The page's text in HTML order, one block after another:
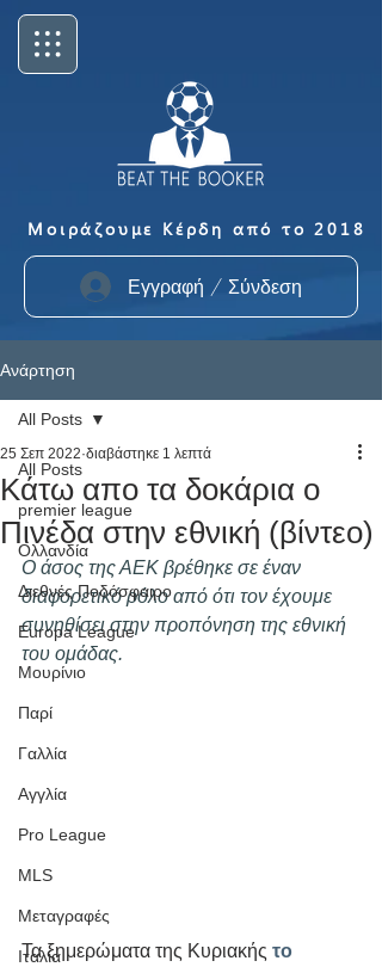
Μοιράζουμε Κέρδη από το 2018
Εγγραφή / Σύνδεση
Ανάρτηση
All Posts
premier league
Ολλανδία
Διεθνές Ποδόσφαιρο
Europa League
Μουρίνιο
Παρί
Γαλλία
Αγγλία
Pro League
MLS
Μεταγραφές
Ιταλία
All Posts
Κάτω απο τα δοκάρια ο
Πινέδα στην εθνική (βίντεο)
25 Σεπ 2022 διαβάστηκε 1 λεπτά
Ο άσος της ΑΕΚ βρέθηκε σε έναν
διαφορετικό ρόλο από ότι τον έχουμε
συνηθίσει στην προπόνηση της εθνική
του ομάδας.
Τα ξημερώματα της Κυριακής το